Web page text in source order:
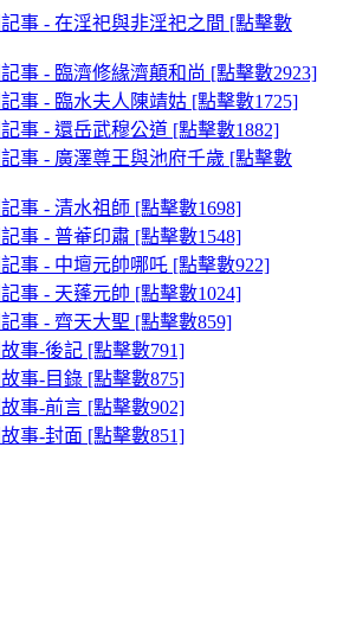
事 - 在淫祀與非淫祀之間 [點擊數
事 - 臨濟修緣濟顛和尚 [點擊數2923]
事 - 臨水夫人陳靖姑 [點擊數1725]
事 - 還岳武穆公道 [點擊數1882]
事 - 廣澤尊王與池府千歲 [點擊數
事 - 清水祖師 [點擊數1698]
事 - 普菴印肅 [點擊數1548]
事 - 中壇元帥哪吒 [點擊數922]
事 - 天蓬元帥 [點擊數1024]
事 - 齊天大聖 [點擊數859]
事-後記 [點擊數791]
事-目錄 [點擊數875]
事-前言 [點擊數902]
事-封面 [點擊數851]